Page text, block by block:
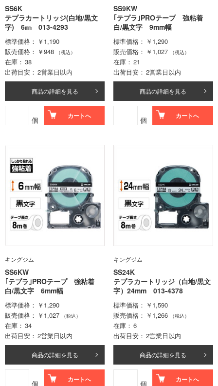
SS6K
テプラカートリッジ(白地/黒文
字) 6㎜ 013-4293
標準価格
￥1,190
販売価格
￥948 （税込）
在庫
38
出荷目安
2営業日以内
商品の詳細を見る
個 カートへ
SS9KW
｢テプラ｣PROテープ 強粘着
白/黒文字 9mm幅
標準価格
￥1,290
販売価格
￥1,027 （税込）
在庫
21
出荷目安
2営業日以内
商品の詳細を見る
個 カートへ
キングジム
SS6KW
｢テプラ｣PROテープ 強粘着
白/黒文字 6mm幅
標準価格
￥1,290
販売価格
￥1,027 （税込）
在庫
34
出荷目安
2営業日以内
商品の詳細を見る
個 カートへ
キングジム
SS24K
テプラカートリッジ（白地/黒文
字）24mm 013-4378
標準価格
￥1,590
販売価格
￥1,266 （税込）
在庫
6
出荷目安
2営業日以内
商品の詳細を見る
個 カートへ